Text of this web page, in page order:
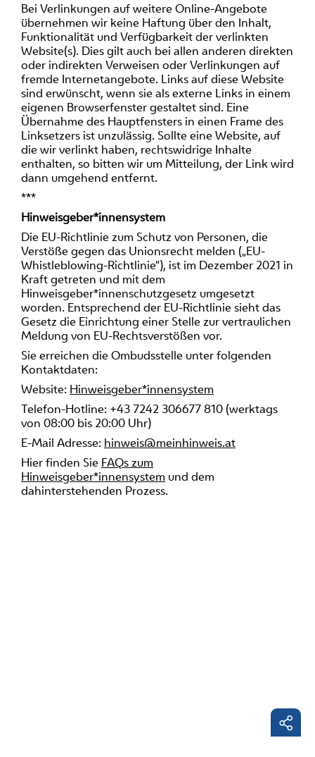
Bei Verlinkungen auf weitere Online-Angebote
übernehmen wir keine Haftung über den Inhalt,
Funktionalität und Verfügbarkeit der verlinkten
Website(s). Dies gilt auch bei allen anderen direkten
oder indirekten Verweisen oder Verlinkungen auf
fremde Internetangebote. Links auf diese Website
sind erwünscht, wenn sie als externe Links in einem
eigenen Browserfenster gestaltet sind. Eine
Übernahme des Hauptfensters in einen Frame des
Linksetzers ist unzulässig. Sollte eine Website, auf
die wir verlinkt haben, rechtswidrige Inhalte
enthalten, so bitten wir um Mitteilung, der Link wird
dann umgehend entfernt.
***
Hinweisgeber*innensystem
Die EU-Richtlinie zum Schutz von Personen, die
Verstöße gegen das Unionsrecht melden („EU-
Whistleblowing-Richtlinie“), ist im Dezember 2021 in
Kraft getreten und mit dem
Hinweisgeber*innenschutzgesetz umgesetzt
worden. Entsprechend der EU-Richtlinie sieht das
Gesetz die Einrichtung einer Stelle zur vertraulichen
Meldung von EU-Rechtsverstößen vor.
Sie erreichen die Ombudsstelle unter folgenden
Kontaktdaten:
Website: Hinweisgeber*innensystem
Telefon-Hotline: +43 7242 306677 810 (werktags
von 08:00 bis 20:00 Uhr)
E-Mail Adresse: hinweis@meinhinweis.at
Hier finden Sie FAQs zum
Hinweisgeber*innensystem und dem
dahinterstehenden Prozess.